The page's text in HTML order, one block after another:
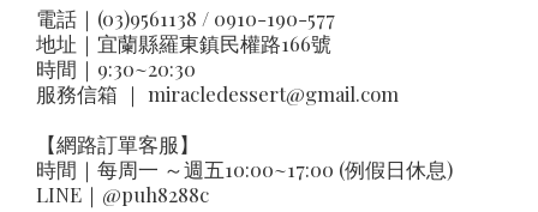
電話｜(03)9561138 / 0910-190-577
地址｜ 宜蘭縣羅東鎮民權路166號
時間｜9:30~20:30
服務信箱 ｜ miracledessert@gmail.com
【網路訂單客服】
時間｜每周一 ～週五10:00~17:00 (例假日休息)
LINE｜ @puh8288c